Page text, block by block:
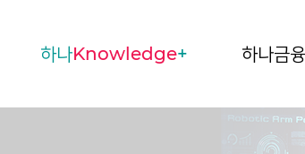
하나Knowledge+ 하나금